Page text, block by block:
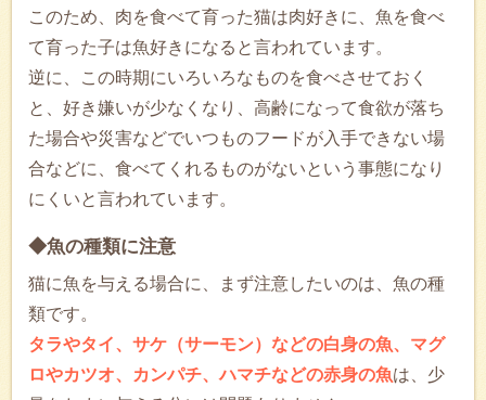
このため、肉を食べて育った猫は肉好きに、魚を食べ
て育った子は魚好きになると言われています。
逆に、この時期にいろいろなものを食べさせておく
と、好き嫌いが少なくなり、高齢になって食欲が落ち
た場合や災害などでいつものフードが入手できない場
合などに、食べてくれるものがないという事態になり
にくいと言われています。
◆魚の種類に注意
猫に魚を与える場合に、まず注意したいのは、魚の種
類です。
タラやタイ、サケ（サーモン）などの白身の魚、マグ
ロやカツオ、カンパチ、ハマチなどの赤身の魚は、少